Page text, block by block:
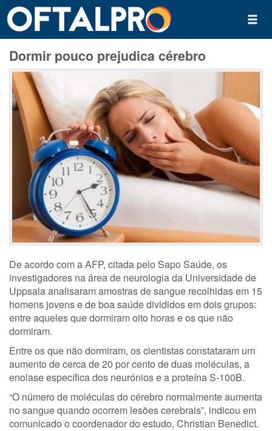
Dormir pouco prejudica cérebro
De acordo com a AFP, citada pelo Sapo Saúde, os
investigadores na área de neurologia da Universidade de
Uppsala analisaram amostras de sangue recolhidas em 15
homens jovens e de boa saúde divididos em dois grupos:
entre aqueles que dormiram oito horas e os que não
dormiram.
Entre os que não dormiram, os cientistas constataram um
aumento de cerca de 20 por cento de duas moléculas, a
enolase específica dos neurónios e a proteína S-100B.
“O número de moléculas do cérebro normalmente aumenta
no sangue quando ocorrem lesões cerebrais”, indicou em
comunicado o coordenador do estudo, Christian Benedict.